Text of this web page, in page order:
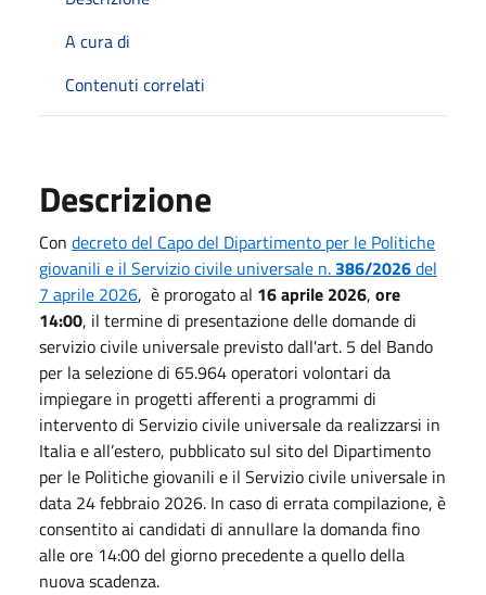
A cura di
Contenuti correlati
Descrizione
Con decreto del Capo del Dipartimento per le Politiche
giovanili e il Servizio civile universale n. 386/2026del
7 aprile 2026, è prorogato al 16 aprile 2026, ore
14:00, il termine di presentazione delle domande di
servizio civile universale previsto dall'art. 5 del Bando
per la selezione di 65.964 operatori volontari da
impiegare in progetti afferenti a programmi di
intervento di Servizio civile universale da realizzarsi in
Italia e all’estero, pubblicato sul sito del Dipartimento
per le Politiche giovanili e il Servizio civile universale in
data 24 febbraio 2026. In caso di errata compilazione, è
consentito ai candidati di annullare la domanda fino
alle ore 14:00 del giorno precedente a quello della
nuova scadenza.